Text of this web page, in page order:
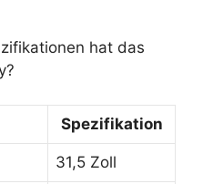
hat das
Spezifikation
31,5 Zoll